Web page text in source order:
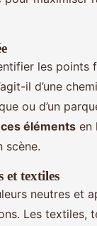
les points
il d’une
ou d’un
éléments en
scène.
et textiles
neutres et
Les textiles,